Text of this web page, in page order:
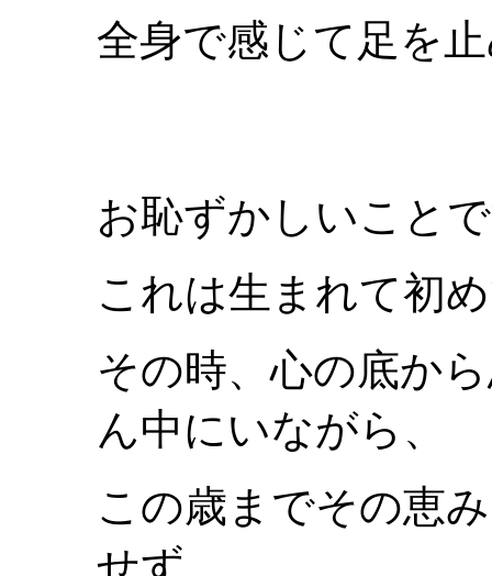
全身で感じて足を
お恥ずかしいこと
これは生まれて初
その時、心の底か
ん中にいながら、
この歳までその恵
せず、